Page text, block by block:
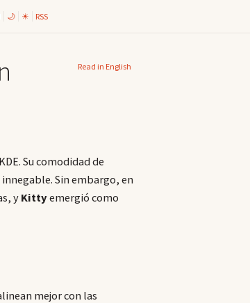
🌙 ☀ RSS
Read in English
Su comodidad de
Sin embargo, en
y Kittyemergió como
mejor con las